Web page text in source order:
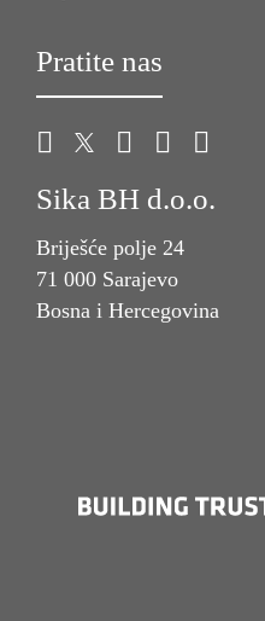
Pratite nas
Sika BH d.o.o.
Briješće polje 24
71 000 Sarajevo
Bosna i Hercegovina